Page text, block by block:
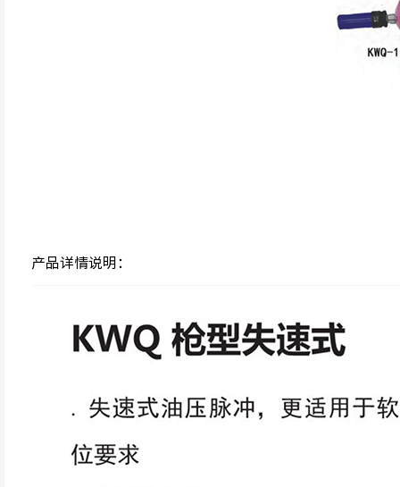
产品详情说明：